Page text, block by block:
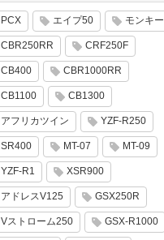
PCX エイプ50 モンキー
CBR250RR CRF250F
CB400 CBR1000RR
CB1100 CB1300
アフリカツイン YZF-R250
SR400 MT-07 MT-09
YZF-R1 XSR900
アドレスV125 GSX250R
Vストローム250 GSX-R1000